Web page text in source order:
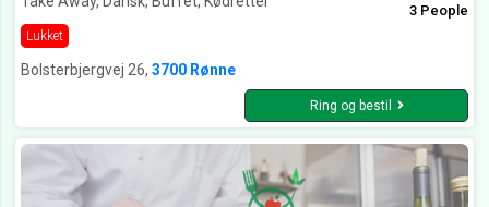
Lukket
3 People
Bolsterbjergvej 26, 3700 Rønne
Ring og bestil